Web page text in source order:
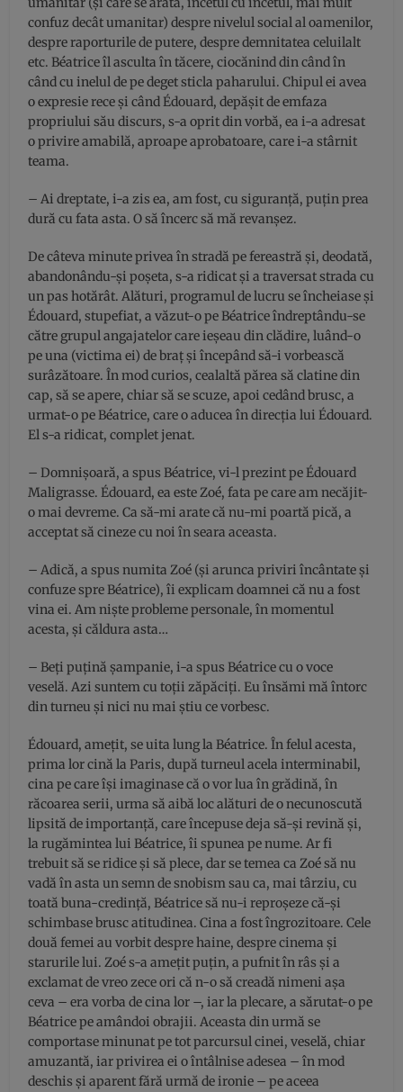
confuz decât umanitar) despre nivelul social al oamenilor,
despre raporturile de putere, despre demnitatea celuilalt
etc. Béatrice îl asculta în tăcere, ciocănind din când în
când cu inelul de pe deget sticla paharului. Chipul ei avea
o expresie rece şi când Édouard, depăşit de emfaza
propriului său discurs, s-a oprit din vorbă, ea i-a adresat
o privire amabilă, aproape aprobatoare, care i-a stârnit
teama.
– Ai dreptate, i-a zis ea, am fost, cu siguranţă, puţin prea
dură cu fata asta. O să încerc să mă revanşez.
De câteva minute privea în stradă pe fereastră şi, deodată,
abandonându-şi poşeta, s-a ridicat şi a traversat strada cu
un pas hotărât. Alături, programul de lucru se încheiase şi
Édouard, stupefiat, a văzut-o pe Béatrice îndreptându-se
către grupul angajatelor care ieşeau din clădire, luând-o
pe una (victima ei) de braţ şi începând să-i vorbească
surâzătoare. În mod curios, cealaltă părea să clatine din
cap, să se apere, chiar să se scuze, apoi cedând brusc, a
urmat-o pe Béatrice, care o aducea în direcţia lui Édouard.
El s-a ridicat, complet jenat.
– Domnişoară, a spus Béatrice, vi-l prezint pe Édouard
Maligrasse. Édouard, ea este Zoé, fata pe care am necăjit-
o mai devreme. Ca să-mi arate că nu-mi poartă pică, a
acceptat să cineze cu noi în seara aceasta.
– Adică, a spus numita Zoé (şi arunca priviri încântate şi
confuze spre Béatrice), îi explicam doamnei că nu a fost
vina ei. Am nişte probleme personale, în momentul
acesta, şi căldura asta…
– Beţi puţină şampanie, i-a spus Béatrice cu o voce
veselă. Azi suntem cu toţii zăpăciţi. Eu însămi mă întorc
din turneu şi nici nu mai ştiu ce vorbesc.
Édouard, ameţit, se uita lung la Béatrice. În felul acesta,
prima lor cină la Paris, după turneul acela interminabil,
cina pe care îşi imaginase că o vor lua în grădină, în
răcoarea serii, urma să aibă loc alături de o necunoscută
lipsită de importanţă, care începuse deja să-şi revină şi,
la rugămintea lui Béatrice, îi spunea pe nume. Ar fi
trebuit să se ridice şi să plece, dar se temea ca Zoé să nu
vadă în asta un semn de snobism sau ca, mai târziu, cu
toată buna-credinţă, Béatrice să nu-i reproşeze că-şi
schimbase brusc atitudinea. Cina a fost îngrozitoare. Cele
două femei au vorbit despre haine, despre cinema şi
starurile lui. Zoé s-a ameţit puţin, a pufnit în râs şi a
exclamat de vreo zece ori că n-o să creadă nimeni aşa
ceva – era vorba de cina lor –, iar la plecare, a sărutat-o pe
Béatrice pe amândoi obrajii. Aceasta din urmă se
comportase minunat pe tot parcursul cinei, veselă, chiar
amuzantă, iar privirea ei o întâlnise adesea – în mod
deschis şi aparent fără urmă de ironie – pe aceea